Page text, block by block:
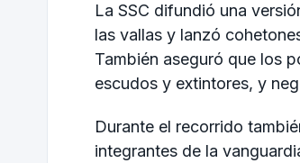
La SSC difundió una
las vallas y lanzó
También aseguró que los
escudos y extintores, y
Durante el recorrido
integrantes de la